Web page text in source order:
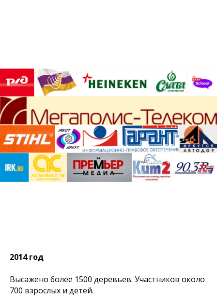
2014 год
Высажено более 1500 деревьев. Участников около
700 взрослых и детей.